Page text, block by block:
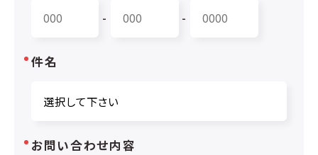
- -
件名
お問い合わせ内容